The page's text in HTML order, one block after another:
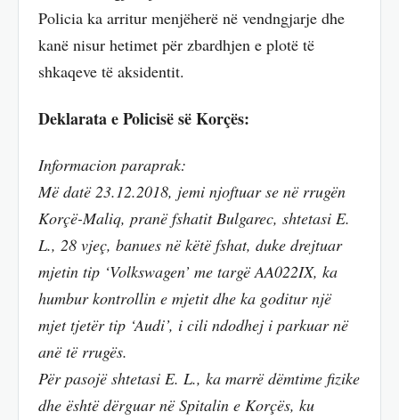
Policia ka arritur menjëherë në vendngjarje dhe
kanë nisur hetimet për zbardhjen e plotë të
shkaqeve të aksidentit.
Deklarata e Policisë së Korçës:
Informacion paraprak:
Më datë 23.12.2018, jemi njoftuar se në rrugën
Korçë-Maliq, pranë fshatit Bulgarec, shtetasi E.
L., 28 vjeç, banues në këtë fshat, duke drejtuar
mjetin tip ‘Volkswagen’ me targë AA022IX, ka
humbur kontrollin e mjetit dhe ka goditur një
mjet tjetër tip ‘Audi’, i cili ndodhej i parkuar në
anë të rrugës.
Për pasojë shtetasi E. L., ka marrë dëmtime fizike
dhe është dërguar në Spitalin e Korçës, ku